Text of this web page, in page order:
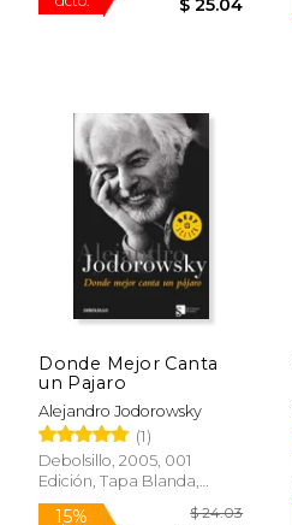
40%
dcto. $ 25.04
Donde Mejor Canta
un Pajaro
Alejandro Jodorowsky
(1)
Debolsillo, 2005, 001
Edición, Tapa Blanda,
Nuevo